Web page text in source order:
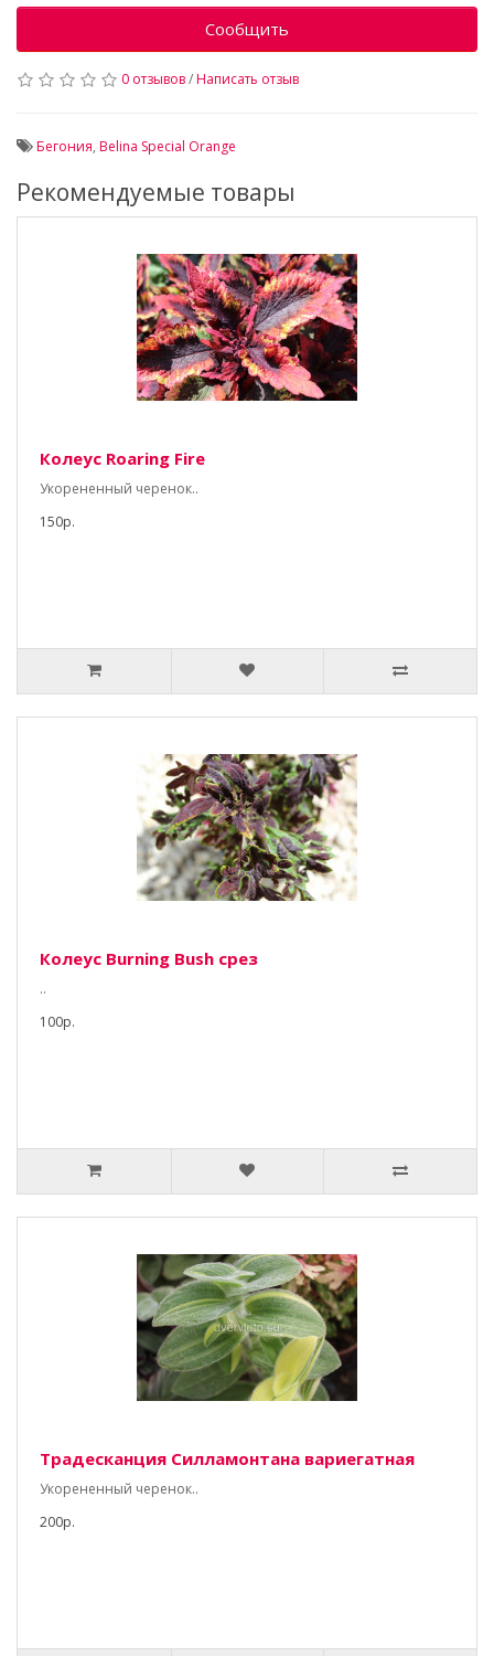
Сообщить
0 отзывов/Написать отзыв
Бегония, Belina Special Orange
Рекомендуемые товары
Колеус Roaring Fire
Укорененный черенок..
150р.
Колеус Burning Bush срез
..
100р.
Традесканция Силламонтана вариегатная
Укорененный черенок..
200р.